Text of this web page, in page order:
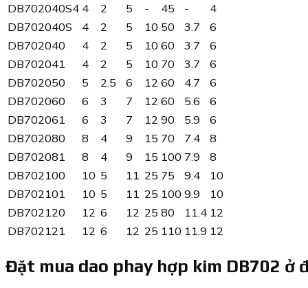
DB702040S4 4 2 5 - 45 -
4
DB702040S
4 2 5 10 50 3.7
6
DB702040
4 2 5 10 60 3.7
6
DB702041
4 2 5 10 70 3.7
6
DB702050
5 2.5 6 12 60 4.7
6
DB702060
6 3 7 12 60 5.6
6
DB702061
6 3 7 12 90 5.9
6
DB702080
8 4 9 15 70 7.4
8
DB702081
8 4 9 15 100 7.9
8
DB702100
10 5 11 25 75 9.4
10
DB702101
10 5 11 25 100 9.9
10
DB702120
12 6 12 25 80 11.4 12
DB702121
12 6 12 25 110 11.9 12
Đặt mua dao phay hợp kim DB702 ở